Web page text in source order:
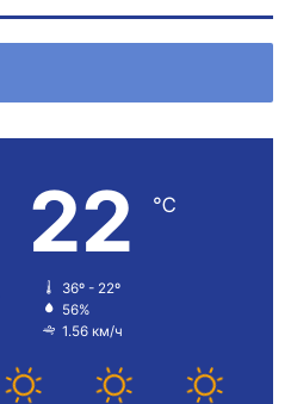
22 ℃
36º - 22º
56%
1.56 км/ч